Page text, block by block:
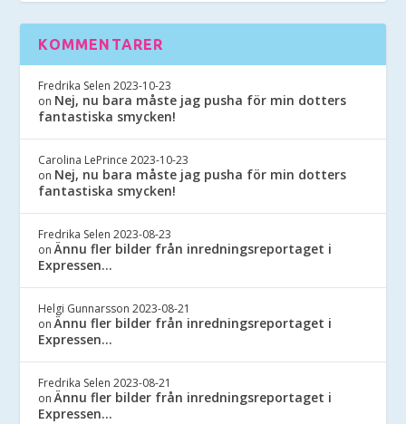
KOMMENTARER
Fredrika Selen 2023-10-23
on Nej, nu bara måste jag pusha för min dotters
fantastiska smycken!
Carolina LePrince 2023-10-23
on Nej, nu bara måste jag pusha för min dotters
fantastiska smycken!
Fredrika Selen 2023-08-23
onÄnnu fler bilder från inredningsreportaget i
Expressen…
Helgi Gunnarsson 2023-08-21
onÄnnu fler bilder från inredningsreportaget i
Expressen…
Fredrika Selen 2023-08-21
onÄnnu fler bilder från inredningsreportaget i
Expressen…